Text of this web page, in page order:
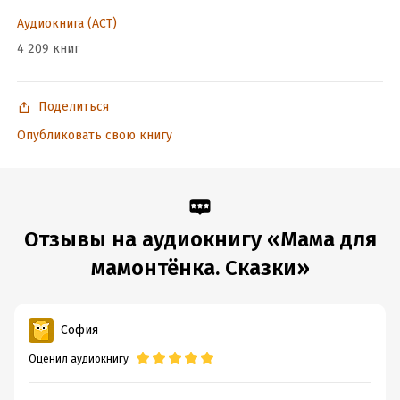
Подробная информация
Дата написания:
ISBN (EAN):9785171129361
Аудиокнига (АСТ)
4 209 книг
Поделиться
Опубликовать свою книгу
Отзывы на аудиокнигу «Мама для
мамонтёнка. Сказки»
София
Оценил аудиокнигу